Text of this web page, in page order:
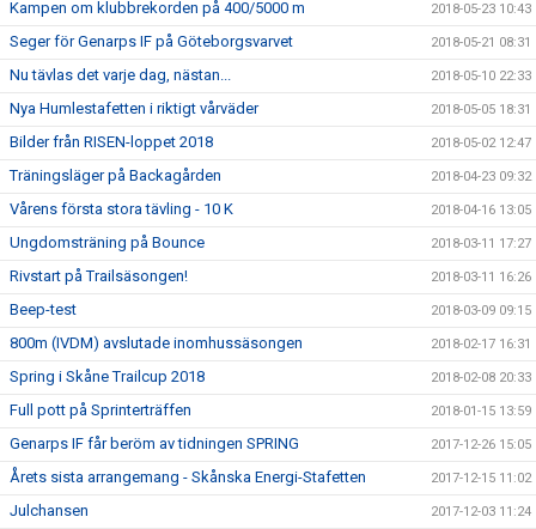
Kampen om klubbrekorden på 400/5000 m 2018-05-23 10:43
Seger för Genarps IF på Göteborgsvarvet 2018-05-21 08:31
Nu tävlas det varje dag, nästan... 2018-05-10 22:33
Nya Humlestafetten i riktigt vårväder 2018-05-05 18:31
Bilder från RISEN-loppet 2018 2018-05-02 12:47
Träningsläger på Backagården 2018-04-23 09:32
Vårens första stora tävling - 10 K 2018-04-16 13:05
Ungdomsträning på Bounce 2018-03-11 17:27
Rivstart på Trailsäsongen! 2018-03-11 16:26
Beep-test 2018-03-09 09:15
800m (IVDM) avslutade inomhussäsongen 2018-02-17 16:31
Spring i Skåne Trailcup 2018 2018-02-08 20:33
Full pott på Sprinterträffen 2018-01-15 13:59
Genarps IF får beröm av tidningen SPRING 2017-12-26 15:05
Årets sista arrangemang - Skånska Energi-Stafetten 2017-12-15 11:02
Julchansen 2017-12-03 11:24